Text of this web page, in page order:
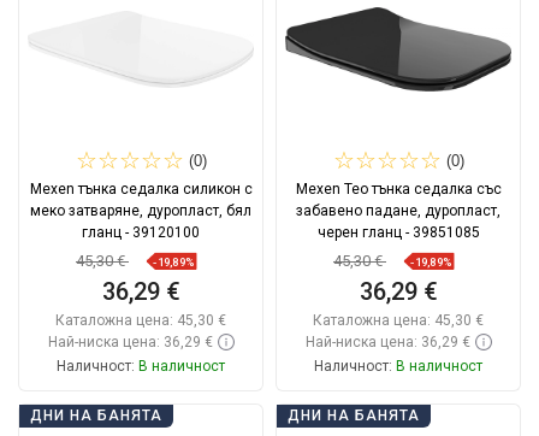
Сравнете
(0)
Mexen тънка седалка силикон с
меко затваряне, дуропласт, бял
гланц - 39120100
45,30 € -19,89%
36,29 €
Каталожна цена: 45,30 €
Най-ниска цена: 36,29 €
Наличност: В наличност
Добави в количката
(0)
Mexen Teo тънка седалка със
забавено падане, дуропласт,
черен гланц - 39851085
45,30 € -19,89%
36,29 €
Каталожна цена: 45,30 €
Най-ниска цена: 36,29 €
Наличност: В наличност
Добави в количката
ДНИ НА БАНЯТА ДНИ НА БАНЯТА